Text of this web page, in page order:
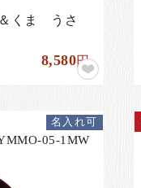
くま うさ
8,580円
05-1MW
名入れ可